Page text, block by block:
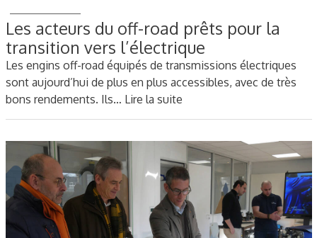
Les acteurs du off-road prêts pour la
transition vers l’électrique
Les engins off-road équipés de transmissions électriques
sont aujourd’hui de plus en plus accessibles, avec de très
bons rendements. Ils… Lire la suite